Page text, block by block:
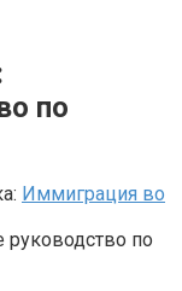
по
Иммиграция во